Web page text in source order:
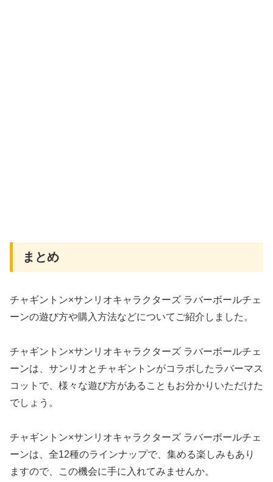
まとめ
チャギントン×サンリオキャラクターズ ラバーボールチェ
ーンの遊び方や購入方法などについてご紹介しました。
チャギントン×サンリオキャラクターズ ラバーボールチェ
ーンは、サンリオとチャギントンがコラボしたラバーマス
コットで、様々な遊び方があることもお分かりいただけた
でしょう。
チャギントン×サンリオキャラクターズ ラバーボールチェ
ーンは、全12種のラインナップで、集める楽しみもあり
ますので、この機会に手に入れてみませんか。